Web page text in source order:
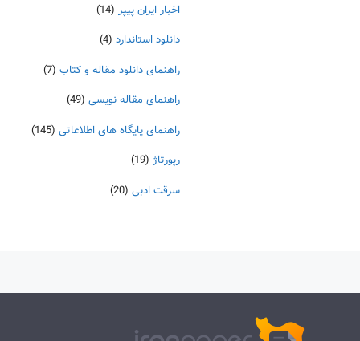
اخبار ایران پیپر (14)
دانلود استاندارد (4)
راهنمای دانلود مقاله و کتاب (7)
راهنمای مقاله نویسی (49)
راهنمای پایگاه های اطلاعاتی (145)
رپورتاژ (19)
سرقت ادبی (20)